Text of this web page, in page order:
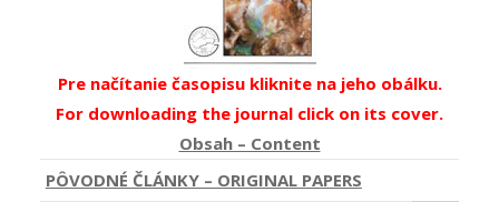
Pre načítanie časopisu kliknite na jeho obálku.
For downloading the journal click on its cover.
Obsah – Content
PÔVODNÉ ČLÁNKY – ORIGINAL PAPERS